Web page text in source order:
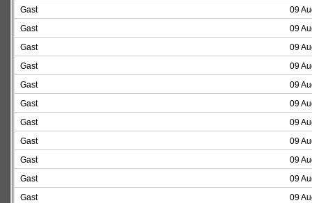
Gast
09
Gast
09
Gast
09
Gast
09
Gast
09
Gast
09
Gast
09
Gast
09
Gast
09
Gast
09
Gast
09